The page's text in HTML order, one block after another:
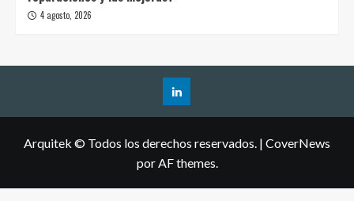
4 agosto, 2026
Arquitek © Todos los derechos reservados. | CoverNews
por AF themes.